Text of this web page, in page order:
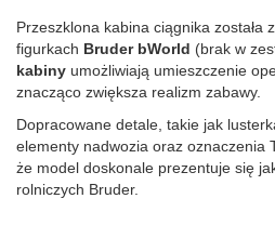
Przeszklona kabina ciągnika została
figurkach Bruder bWorld (brak w
kabiny umożliwiają umieszczenie
znacząco zwiększa realizm zabawy.
Dopracowane detale, takie jak
elementy nadwozia oraz oznaczenia
że model doskonale prezentuje się
rolniczych Bruder.